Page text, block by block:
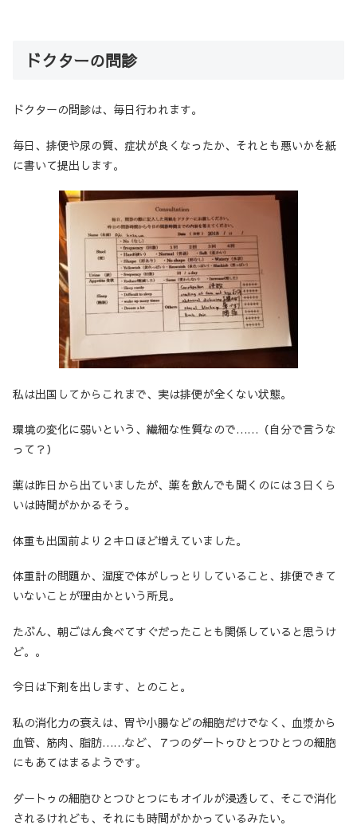
ドクターの問診
ドクターの問診は、毎日行われます。
毎日、排便や尿の質、症状が良くなったか、それとも悪いかを紙
に書いて提出します。
私は出国してからこれまで、実は排便が全くない状態。
環境の変化に弱いという、繊細な性質なので……（自分で言うな
って？）
薬は昨日から出ていましたが、薬を飲んでも聞くのには３日くら
いは時間がかかるそう。
体重も出国前より２キロほど増えていました。
体重計の問題か、湿度で体がしっとりしていること、排便できて
いないことが理由かという所見。
たぶん、朝ごはん食べてすぐだったことも関係していると思うけ
ど。。
今日は下剤を出します、とのこと。
私の消化力の衰えは、胃や小腸などの細胞だけでなく、血漿から
血管、筋肉、脂肪……など、７つのダートゥひとつひとつの細胞
にもあてはまるようです。
ダートゥの細胞ひとつひとつにもオイルが浸透して、そこで消化
されるけれども、それにも時間がかかっているみたい。